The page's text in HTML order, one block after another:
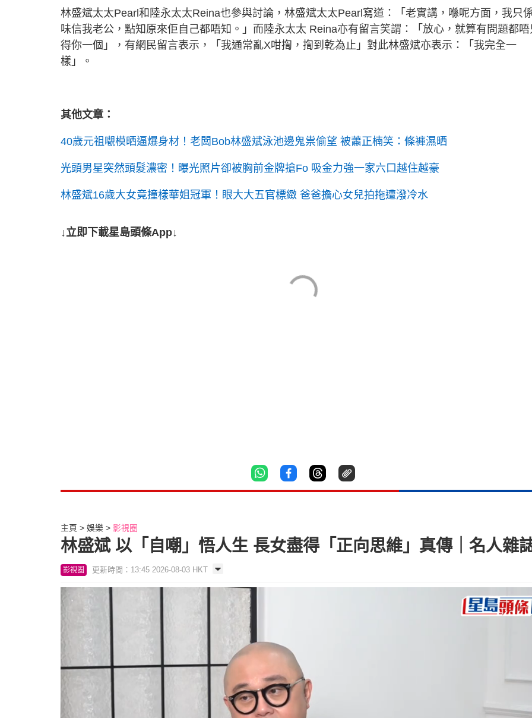
林盛斌太太Pearl和陸永太太Reina也參與討論，林盛斌太太Pearl寫道：「老實講，喺呢方面，我只
味信我老公，點知原來佢自己都唔知。」而陸永太太 Reina亦有留言笑謂：「放心，就算有問題都唔
得你一個」，有網民留言表示，「我通常亂X咁揈，揈到乾為止」對此林盛斌亦表示：「我完全一
樣」。
其他文章：
40歲元祖𡃁模晒逼爆身材！老闆Bob林盛斌泳池邊鬼祟偷望 被蕭正楠笑：條褲濕晒
光頭男星突然頭髮濃密！曝光照片卻被胸前金牌搶Fo 吸金力強一家六口越住越豪
林盛斌16歲大女竟撞樣華姐冠軍！眼大大五官標緻 爸爸擔心女兒拍拖遭潑冷水
↓立即下載星島頭條App↓
主頁 娛樂 影視圈
林盛斌 以「自嘲」悟人生 長女盡得「正向思維」真傳｜名人雜
影視圈 更新時間：13:45 2026-08-03 HKT